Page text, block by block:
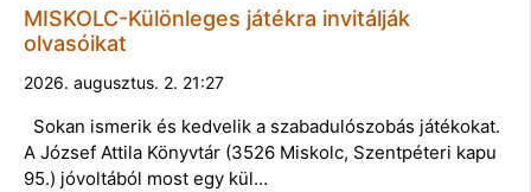
MISKOLC-Különleges játékra invitálják
olvasóikat
2026. augusztus. 2. 21:27
Sokan ismerik és kedvelik a szabadulószobás játékokat.
A József Attila Könyvtár (3526 Miskolc, Szentpéteri kapu
95.) jóvoltából most egy kül…